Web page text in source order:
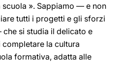
». Sappiamo — e non
tutti i progetti e gli sforzi
si studia il delicato e
la cultura
formativa, adatta alle